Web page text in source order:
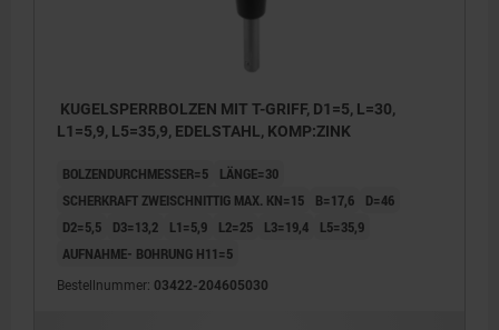
KUGELSPERRBOLZEN MIT T-GRIFF, D1=5, L=30,
L1=5,9, L5=35,9, EDELSTAHL, KOMP:ZINK
BOLZENDURCHMESSER=5
LÄNGE=30
SCHERKRAFT ZWEISCHNITTIG MAX. KN=15
B=17,6
D=46
D2=5,5
D3=13,2 L1=5,9 L2=25 L3=19,4
L5=35,9
AUFNAHME- BOHRUNG H11=5
Bestellnummer: 03422-204605030